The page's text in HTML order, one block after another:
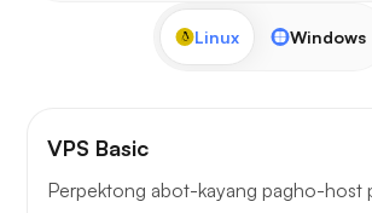
Linux Windows
VPS Basic
Perpektong abot-kayang pagho-host